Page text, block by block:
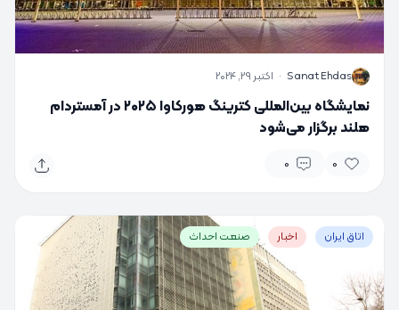
S
Sanat Ehdas
· اکتبر 29, 2024
نمایشگاه بین‌المللی کترینگ هورکاوا ۲۰۲۵ در آمستردام
هلند برگزار می‌شود
0
0
اتاق ایران اخبار صنعت احداث